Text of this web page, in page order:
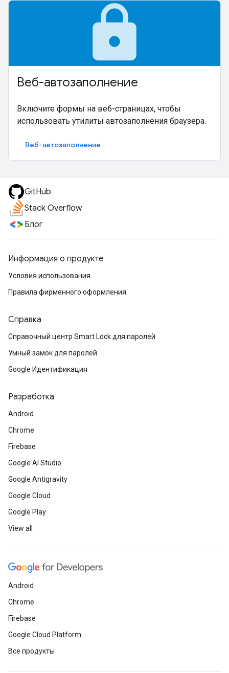
lock
Веб-автозаполнение
Включите формы на веб-страницах, чтобы
использовать утилиты автозаполнения браузера.
Веб-автозаполнение
GitHub
Stack Overflow
Блог
Информация о продукте
Условия использования
Правила фирменного оформления
Справка
Справочный центр Smart Lock для паролей
Умный замок для паролей
Google Идентификация
Разработка
Android
Chrome
Firebase
Google AI Studio
Google Antigravity
Google Cloud
Google Play
View all
Android
Chrome
Firebase
Google Cloud Platform
Все продукты